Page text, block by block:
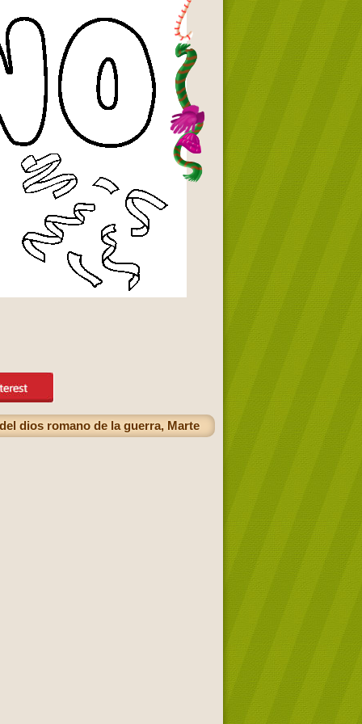
dios romano de la guerra, Marte